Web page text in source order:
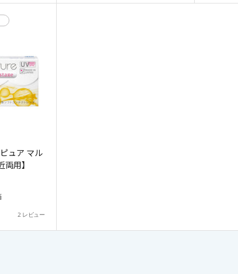
うございました。
キャンセル ログアウト
ュア マル
両用】
2 レビュー